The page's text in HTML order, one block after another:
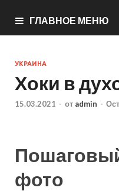
ГЛАВНОЕ МЕНЮ
УКРАИНА
Хоки в
15.03.2021 - от admin -
фото